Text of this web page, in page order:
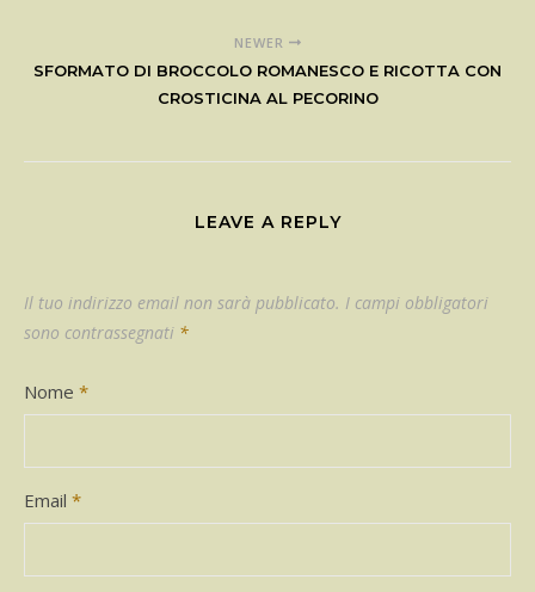
NEWER
SFORMATO DI BROCCOLO ROMANESCO E RICOTTA CON
CROSTICINA AL PECORINO
LEAVE A REPLY
Il tuo indirizzo email non sarà pubblicato. I campi obbligatori
sono contrassegnati *
Nome *
Email *